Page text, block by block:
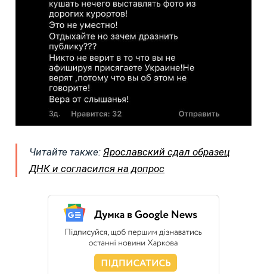
Читайте также: Ярославский сдал образец
ДНК и согласился на допрос